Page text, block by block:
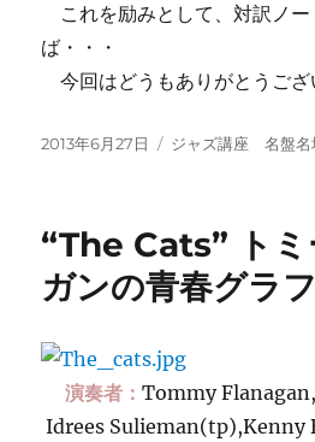
これを励みとして、対訳ノ
ば・・・
今回はどうもありがとうござ
投
2013年6月27日
カ
ー
ジャズ講座 名盤名
“The Cats” トミ
ガンの青春グラ
演奏者：Tommy
Idrees Sulieman(tp),Kenny